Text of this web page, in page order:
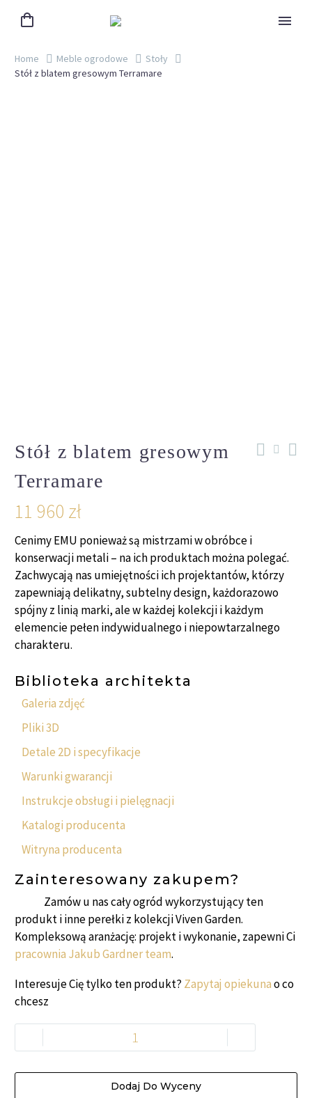
Home Meble ogrodowe
Stoły
Stół z blatem gresowym Terramare
Stół z blatem gresowym
Terramare
11 960 zł
Cenimy EMU ponieważ są mistrzami w obróbce i
konserwacji metali – na ich produktach można polegać.
Zachwycają nas umiejętności ich projektantów, którzy
zapewniają delikatny, subtelny design, każdorazowo
spójny z linią marki, ale w każdej kolekcji i każdym
elemencie pełen indywidualnego i niepowtarzalnego
charakteru.
Biblioteka architekta
Galeria zdjęć
Pliki 3D
Detale 2D i specyfikacje
Warunki gwarancji
Instrukcje obsługi i pielęgnacji
Katalogi producenta
Witryna producenta
Zainteresowany zakupem?
Zamów u nas cały ogród wykorzystujący ten
produkt i inne perełki z kolekcji Viven Garden.
Kompleksową aranżację: projekt i wykonanie, zapewni Ci
pracownia Jakub Gardner team.
Interesuje Cię tylko ten produkt? Zapytaj opiekunao co
chcesz
Dodaj Do Wyceny